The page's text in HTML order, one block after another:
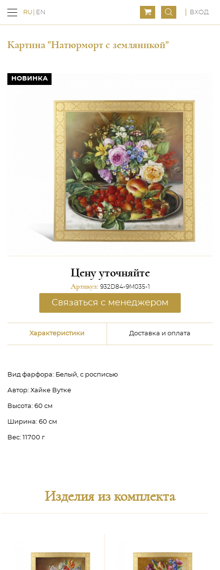
RU EN ВХОД
Картина "Натюрморт с земляникой"
НОВИНКА
Цену уточняйте
Артикул: 932D84-9M035-1
Связаться с менеджером
Характеристики Доставка и оплата
Вид фарфора: Белый, с росписью
Автор: Хайке Вутке
Высота: 60 см
Ширина: 60 см
Вес: 11700 г
Изделия из комплекта